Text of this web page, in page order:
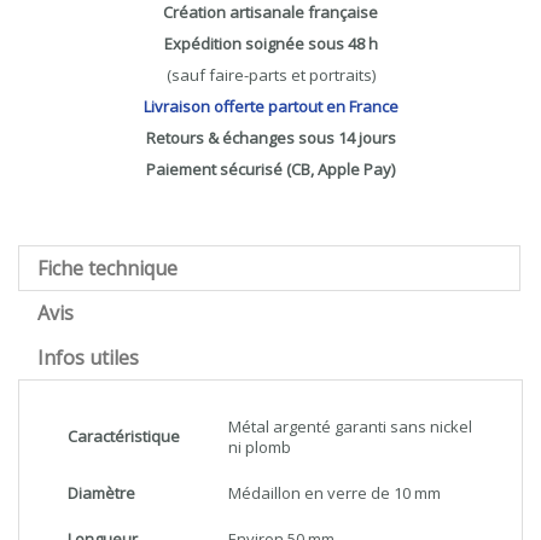
Création artisanale française
Expédition soignée sous 48 h
(sauf faire-parts et portraits)
Livraison offerte partout en France
Retours & échanges sous 14 jours
Paiement sécurisé (CB, Apple Pay)
Fiche technique
Avis
Infos utiles
Caractéristique
Métal argenté garanti sans nickel
ni plomb
Diamètre Médaillon en verre de 10 mm